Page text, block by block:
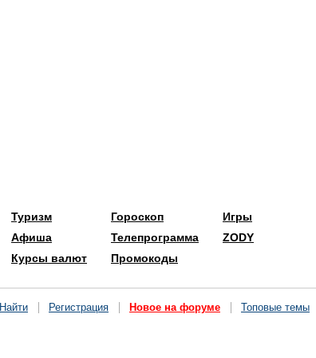
Туризм
Афиша
Курсы валют
Гороскоп
Телепрограмма
Промокоды
Игры
ZODY
Найти Регистрация Новое на форуме Топовые темы